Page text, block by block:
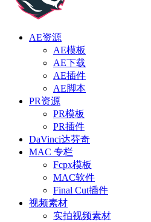
AE资源
AE模板
AE下载
AE插件
AE脚本
PR资源
PR模板
PR插件
DaVinci达芬奇
MAC 专栏
Fcpx模板
MAC软件
Final Cut插件
视频素材
实拍视频素材